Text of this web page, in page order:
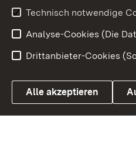
Link zum
Technisch notwendige
Analyse-Cookies (Die
Drittanbieter-Cookies
Alle akzeptieren